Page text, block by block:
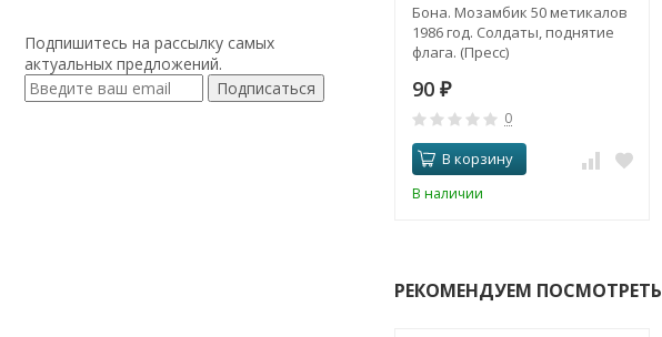
Бона. Мозамбик 50 метикалов
1986 год. Солдаты, поднятие
флага. (Пресс)
90 ₽
0
В корзину
В наличии
РЕКОМЕНДУЕМ ПОСМОТРЕТЬ
Подпишитесь на рассылку самых
актуальных предложений.
Подписаться